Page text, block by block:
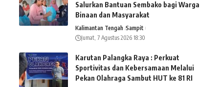
Salurkan Bantuan Sembako bagi Warga
Binaan dan Masyarakat
Kalimantan Tengah Sampit
Jumat, 7 Agustus 2026 18:30
Karutan Palangka Raya : Perkuat
Sportivitas dan Kebersamaan Melalui
Pekan Olahraga Sambut HUT ke 81 RI